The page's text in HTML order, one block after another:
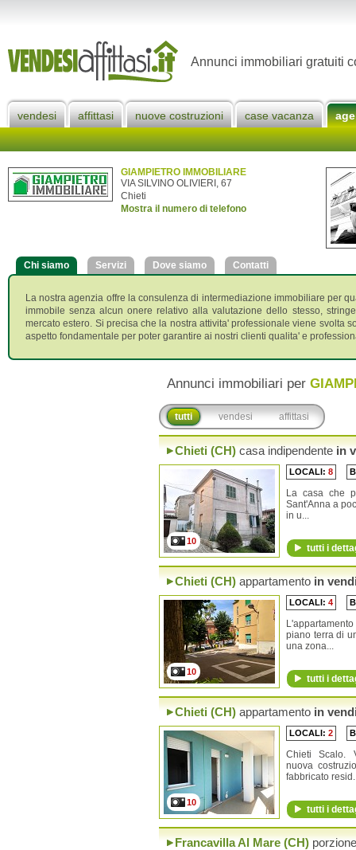
Annunci immobiliari gratuiti
vendesi affittasi nuove costruzioni case vacanza
GIAMPIETRO IMMOBILIARE
VIA SILVINO OLIVIERI, 67
Chieti
Mostra il numero di telefono
Chi siamo Servizi Dove siamo Contatti
La nostra agenzia offre la consulenza di intermediazione immobiliare per
immobile senza alcun onere relativo alla valutazione dello stesso,
mercato estero. Si precisa che la nostra attivita' professionale viene svolta
aspetto fondamentale per poter garantire ai nostri clienti qualita' e
Annunci immobiliari per
tutti vendesi affittasi
Chieti (CH) casa indipendente in
LOCALI: 8
La casa che
Sant'Anna a
in u...
10
tutti i
Chieti (CH) appartamento in
LOCALI: 4
piano terra di
una zona...
10
tutti i
Chieti (CH) appartamento in
LOCALI: 2
Chieti Scalo.
nuova
fabbricato
10
tutti i
Francavilla Al Mare (CH)